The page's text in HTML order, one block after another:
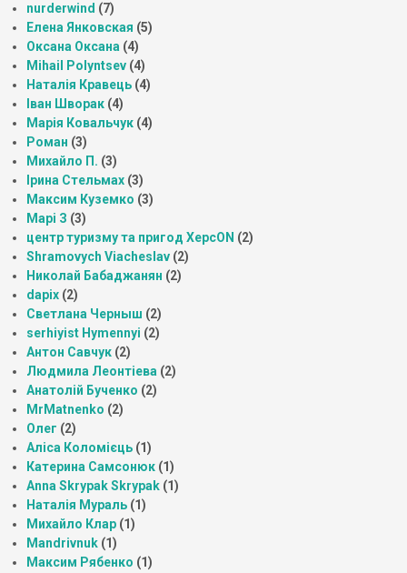
nurderwind (7)
Елена Янковская (5)
Оксана Оксана (4)
Mihail Polyntsev (4)
Наталія Кравець (4)
Іван Шворак (4)
Марія Ковальчук (4)
Роман (3)
Михайло П. (3)
Ірина Стельмах (3)
Максим Куземко (3)
Марі З (3)
центр туризму та пригод ХерсON (2)
Shramovych Viacheslav (2)
Николай Бабаджанян (2)
dapix (2)
Светлана Черныш (2)
serhiyist Hymennyi (2)
Антон Савчук (2)
Людмила Леонтіева (2)
Анатолій Бученко (2)
MrMatnenko (2)
Олег (2)
Аліса Коломієць (1)
Катерина Самсонюк (1)
Anna Skrypak Skrypak (1)
Наталія Мураль (1)
Михайло Клар (1)
Mandrivnuk (1)
Максим Рябенко (1)